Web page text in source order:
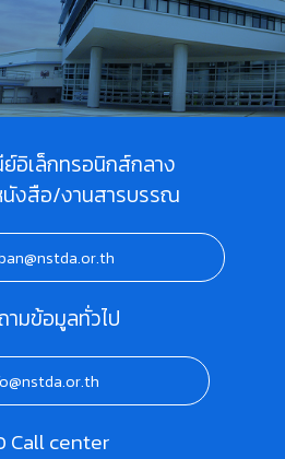
อิเล็กทรอนิกส์กลาง
งสือ/งานสารบรรณ
ามข้อมูลทั่วไป
Call center